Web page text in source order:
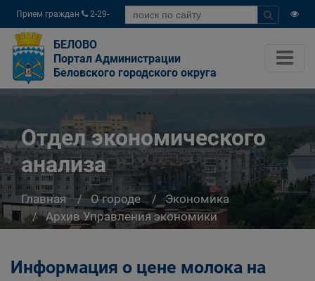
Прием граждан
2-29-
04
БЕЛОВО
Портал Администрации
Беловского городского округа
Отдел экономического
анализа
Главная О городе
Экономика
Архив Управления экономики
Отдел экономического анализа
Информация о цене молока на